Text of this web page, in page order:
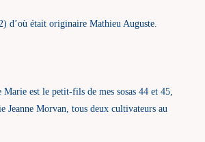
d’où était originaire Mathieu Auguste.
est le petit-fils de mes sosas 44 et 45,
Jeanne Morvan, tous deux cultivateurs au